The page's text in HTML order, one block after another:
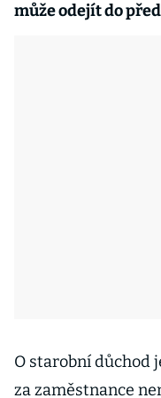
může odejít do
O starobní důchod
za zaměstnance